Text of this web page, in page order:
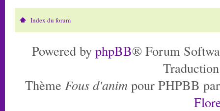
Index du forum
Powered by phpBB® Forum
Thème Fous d'anim pour PHPBB